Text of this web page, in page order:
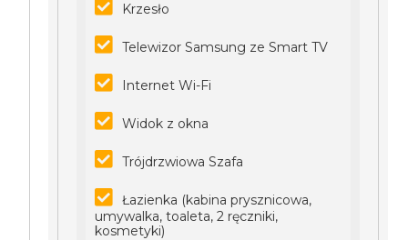
Krzesło
Telewizor Samsung ze Smart TV
Internet Wi-Fi
Widok z okna
Trójdrzwiowa Szafa
Łazienka (kabina prysznicowa,
umywalka, toaleta, 2 ręczniki,
kosmetyki)